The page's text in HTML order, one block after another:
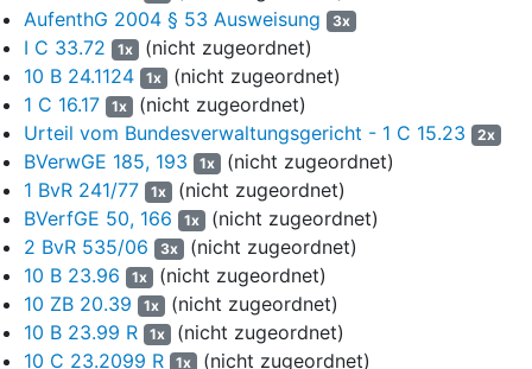
Das Verwaltungsgericht hat angenommen, die Ausweisung der
Klägers, der mit Urteil des Amtsgerichts München vom 3. August
2023 wegen eines minderschweren Falles des unerlaubten
Besitzes von Betäubungsmitteln in nicht geringer Menge (95,99 g
Marihuana) zu einer Bewährungsstrafe von neun Monaten
verurteilt wurde, sei jedenfalls aus generalpräventiven
Erwägungen gerechtfertigt. Insbesondere bei Drogendelikten
bestehe ein erhebliches staatliches Interesse, andere Ausländer
von vergleichbaren Straftaten abzuschrecken. Daran ändere im
Falle des Klägers auch der Umstand nichts, dass der Besitz von
Marihuana mittlerweile milder bestraft werde bzw. gänzlich
straffrei bleibe, denn der Besitz von 95,99 g Marihuana, zumal auf
offener Straße, sei auch nach neuer Rechtslage eine Straftat. Bei
einer Abwägung überwiege das Ausweisungsinteresse das
AufenthG 2004 § 53 Ausweisung
3x
I C 33.72 1x (nicht zugeordnet)
10 B 24.1124
1x (nicht zugeordnet)
1 C 16.17
1x (nicht zugeordnet)
Urteil vom Bundesverwaltungsgericht - 1 C 15.23
2x
BVerwGE 185, 193 1x (nicht zugeordnet)
1 BvR 241/77
1x (nicht zugeordnet)
BVerfGE 50, 166
1x (nicht zugeordnet)
2 BvR 535/06
3x (nicht zugeordnet)
10 B 23.96
1x (nicht zugeordnet)
10 ZB 20.39
1x (nicht zugeordnet)
10 B 23.99 R
1x (nicht zugeordnet)
10 C 23.2099 R
1x (nicht zugeordnet)